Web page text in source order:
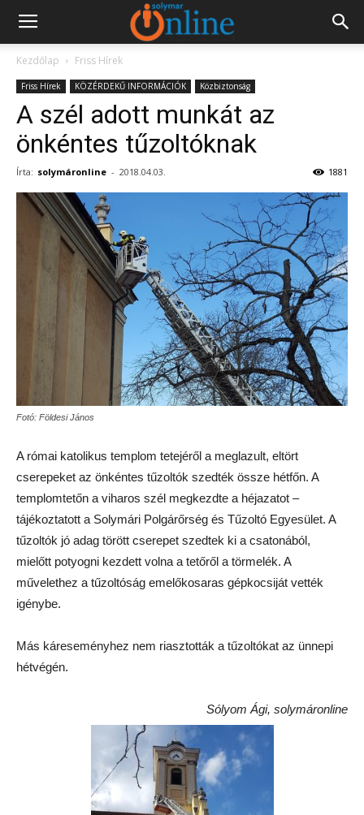
Kezdőlap Friss Hírek
Friss Hírek KÖZÉRDEKŰ INFORMÁCIÓK Közbiztonság
A szél adott munkát az
önkéntes tűzoltóknak
Írta: solymáronline - 2018.04.03. 1881
Fotó: Földesi János
A római katolikus templom tetejéről a meglazult, eltört
cserepeket az önkéntes tűzoltók szedték össze hétfőn. A
templomtetőn a viharos szél megkezdte a héjazatot –
tájékoztatott a Solymári Polgárőrség és Tűzoltó Egyesület. A
tűzoltók jó adag törött cserepet szedtek ki a csatonából,
mielőtt potyogni kezdett volna a tetőről a törmelék. A
művelethez a tűzoltóság emelőkosaras gépkocsiját vették
igénybe.
Más káreseményhez nem riasztották a tűzoltókat az ünnepi
hétvégén.
Sólyom Ági, solymáronline